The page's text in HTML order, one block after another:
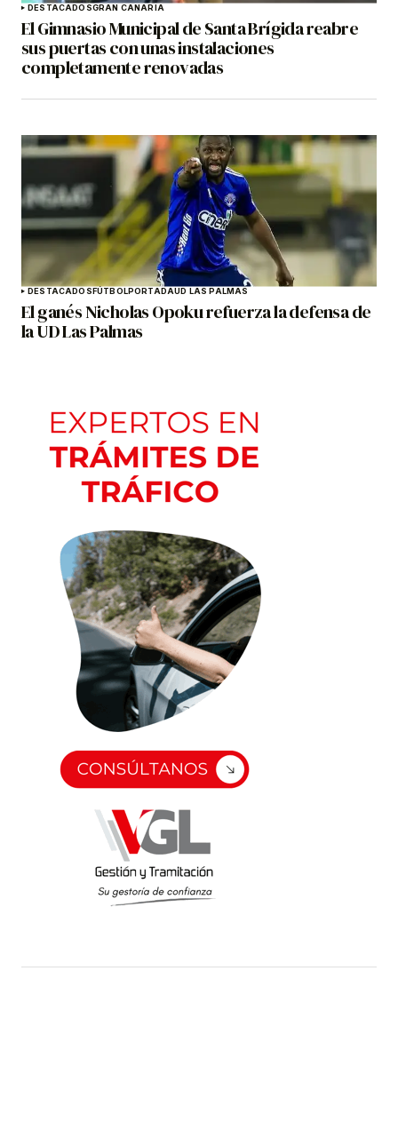
DESTACADOSGRAN CANARIA
El Gimnasio Municipal de Santa Brígida reabre
sus puertas con unas instalaciones
completamente renovadas
DESTACADOSFÚTBOLPORTADAUD LAS PALMAS
El ganés Nicholas Opoku refuerza la defensa de
la UD Las Palmas